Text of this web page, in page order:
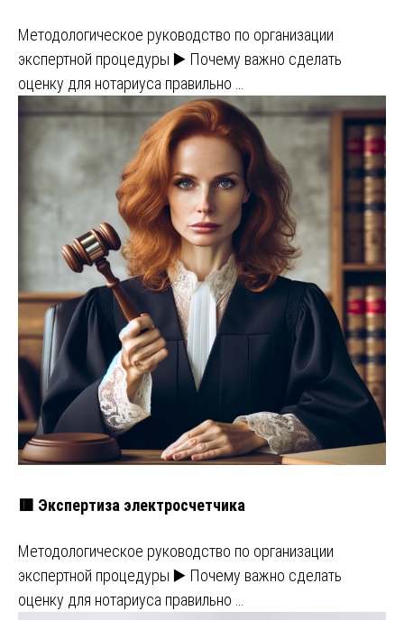
Методологическое руководство по организации
экспертной процедуры ▶️ Почему важно сделать
оценку для нотариуса правильно …
🟥 Экспертиза электросчетчика
Методологическое руководство по организации
экспертной процедуры ▶️ Почему важно сделать
оценку для нотариуса правильно …